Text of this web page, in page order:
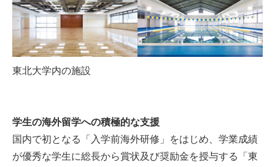
東北大学内の施設
学生の海外留学への積極的な支援
国内で初となる「入学前海外研修」をはじめ、学業成績
が優秀な学生に総長から賞状及び奨励金を授与する「東